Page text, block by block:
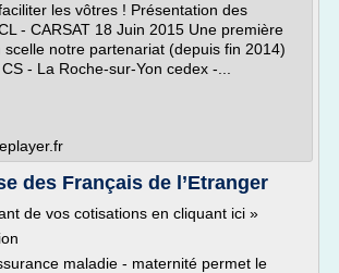
les vôtres ! Présentation des
- CARSAT 18 Juin 2015 Une première
scelle notre partenariat (depuis fin 2014)
- La Roche-sur-Yon cedex -...
des Français de l’Etranger
de vos cotisations en cliquant ici »
maladie - maternité permet le